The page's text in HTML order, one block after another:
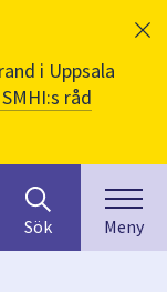
i Uppsala
råd
efter
innehåll
Sök Meny